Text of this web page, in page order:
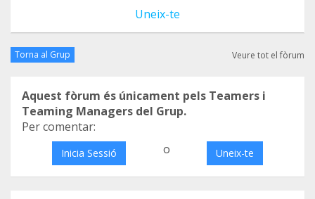
Uneix-te
Torna al Grup Veure tot el fòrum
Aquest fòrum és únicament pels Teamers i
Teaming Managers del Grup.
Per comentar:
Inicia Sessió o Uneix-te